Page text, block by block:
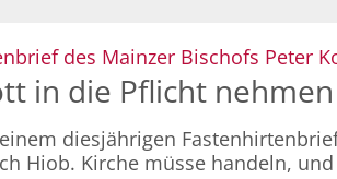
des Mainzer Bischofs Peter
in die Pflicht
diesjährigen
Hiob. Kirche müsse handeln,